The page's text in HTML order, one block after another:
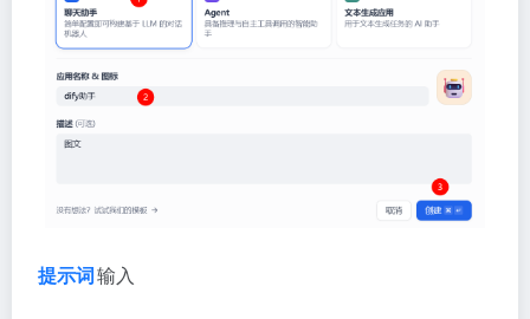
提示词输入